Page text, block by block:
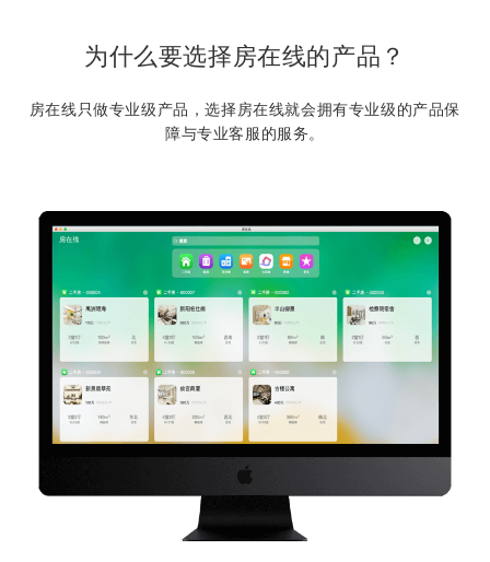
为什么要选择房在线的产品？
房在线只做专业级产品，选择房在线就会拥有专业级的产品保
障与专业客服的服务。